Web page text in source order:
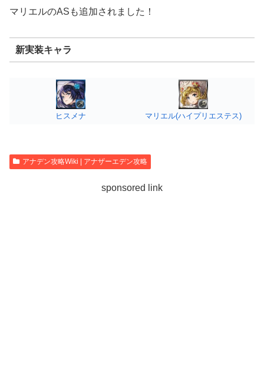
マリエルのASも追加されました！
新実装キャラ
ヒスメナ マリエル(ハイプリエステス)
アナデン攻略Wiki | アナザーエデン攻略
sponsored link